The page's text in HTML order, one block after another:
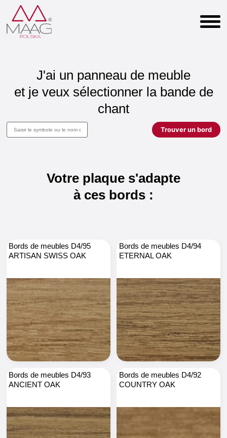
J'ai un panneau de meuble
et je veux sélectionner la bande de
chant
Trouver un bord
Votre plaque s'adapte
à ces bords :
Bords de meubles D4/95
ARTISAN SWISS OAK
Bords de meubles D4/94
ETERNAL OAK
Bords de meubles D4/93
ANCIENT OAK
Bords de meubles D4/92
COUNTRY OAK